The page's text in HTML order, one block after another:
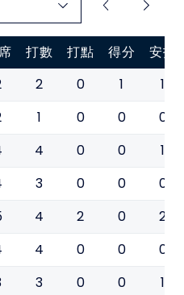
打數 打點 得分
安打
2 0 1 1
1 0 0 0
4 0 0 1
3 0 0 0
4 2 0 2
4 0 0 0
3 0 0 1